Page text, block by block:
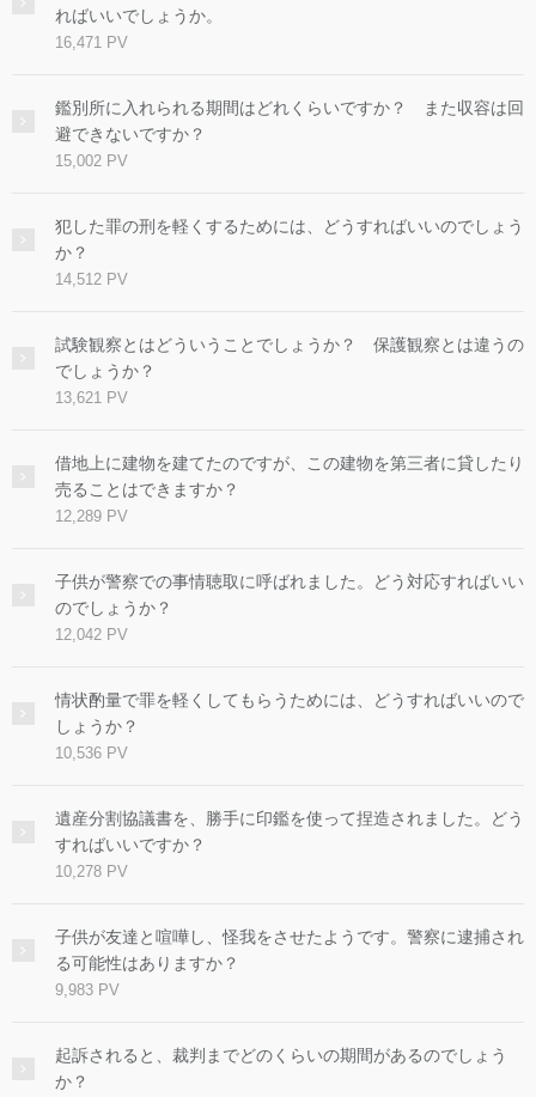
ればいいでしょうか。
16,471 PV
鑑別所に入れられる期間はどれくらいですか？ また収容は回
避できないですか？
15,002 PV
犯した罪の刑を軽くするためには、どうすればいいのでしょう
か？
14,512 PV
試験観察とはどういうことでしょうか？ 保護観察とは違うの
でしょうか？
13,621 PV
借地上に建物を建てたのですが、この建物を第三者に貸したり
売ることはできますか？
12,289 PV
子供が警察での事情聴取に呼ばれました。どう対応すればいい
のでしょうか？
12,042 PV
情状酌量で罪を軽くしてもらうためには、どうすればいいので
しょうか？
10,536 PV
遺産分割協議書を、勝手に印鑑を使って捏造されました。どう
すればいいですか？
10,278 PV
子供が友達と喧嘩し、怪我をさせたようです。警察に逮捕され
る可能性はありますか？
9,983 PV
起訴されると、裁判までどのくらいの期間があるのでしょう
か？